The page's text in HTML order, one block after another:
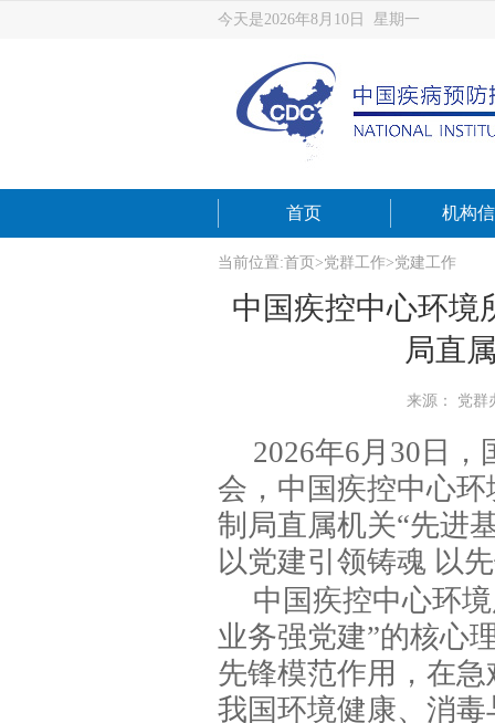
今天是2026年8月10日 星期一
首页 机构
当前位置:首页 >党群工作>党建工作
中国疾控中心环境
局直
来源： 党群
2026年6月30日
会，中国疾控中心
制局直属机关“先进
以党建引领铸魂 以
中国疾控中心环
业务强党建”的核心
先锋模范作用，在
我国环境健康、消